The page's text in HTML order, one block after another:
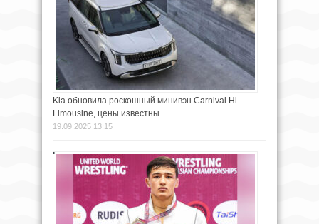
Kia обновила роскошный минивэн Carnival Hi
Limousine, цены известны
19.09.2025 13:15